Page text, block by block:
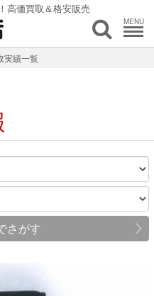
高価買取＆格安販売
MENU
実績一覧
さがす